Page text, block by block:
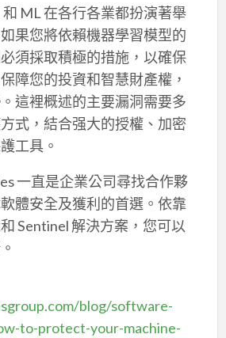
ML 在各行各業都扮演著舉
果您將依賴機器學習模型的
須採取積極的措施，以確保
障您的投資和智慧財產權，
這裡概述的主要漏洞需要多
式，結合强大的授權、加密
工具。
一直是企業公司尋找合作夥
體安全及獲利的首選。依靠
Sentinel 解決方案，您可以
blog/software-
to-protect-your-machine-